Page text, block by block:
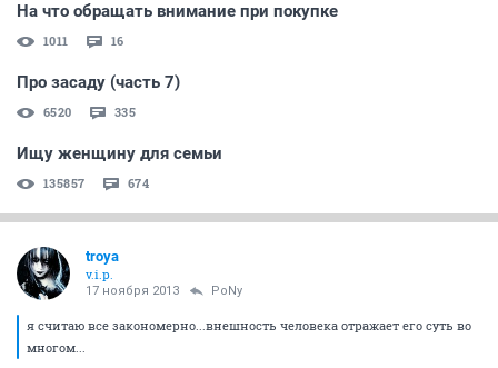
На что обращать внимание при покупке
1011 16
Про засаду (часть 7)
6520 335
Ищу женщину для семьи
135857 674
troya
v.i.p.
17 ноября 2013 PoNy
я считаю все закономерно...внешность человека отражает его суть во
многом...